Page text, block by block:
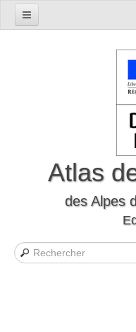
Atlas
des Alpes
Présentation du
Le département à travers
Les mutations
Les formes d’habitat
Evocations et perceptions
Définition des unités
Carte interactive des